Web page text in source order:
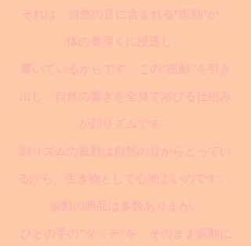
それは、自然の音に含まれる"振動"が、
体の奥深くに浸透し、
響いているからです。この”振動”を引き
出し、自然の響きを全身で浴びる仕組み
が顔リズムです。
顔リズムの振動は自然の音からとってい
るから、生き物として心地よいのです。
振動の商品は多数ありまが、
ひとの手の”タッチ”を、そのまま振動に